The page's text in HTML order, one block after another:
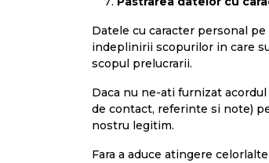
Datele cu caracter personal
indeplinirii scopurilor in care
scopul prelucrarii.
Daca nu ne-ati furnizat
de contact, referinte si note)
nostru legitim.
Fara a aduce atingere